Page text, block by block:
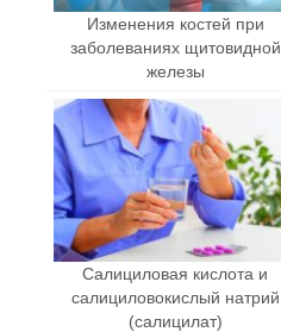
Изменения костей при
заболеваниях щитовидной
железы
Салициловая кислота и
салициловокислый натрий
(салицилат)